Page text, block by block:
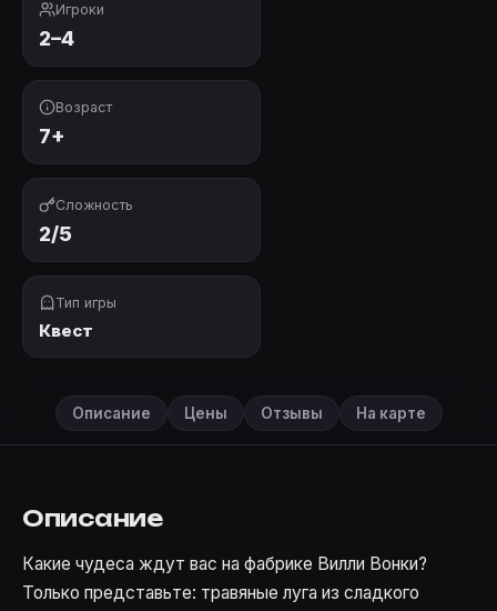
Игроки
2–4
Возраст
7+
Сложность
2/5
Тип игры
Квест
Описание Цены Отзывы На карте
Описание
Какие чудеса ждут вас на фабрике Вилли Вонки?
Только представьте: травяные луга из сладкого